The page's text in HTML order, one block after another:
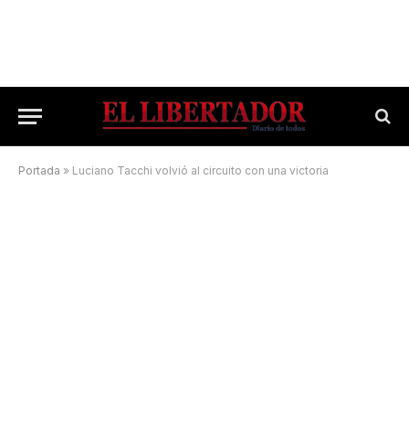
Portada » Luciano Tacchi volvió al circuito con una victoria